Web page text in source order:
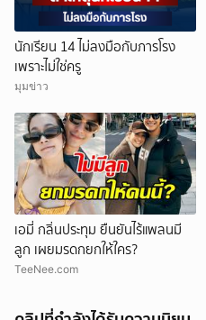
นักเรียน 14 ไม่ลงมือกับภารโรง
เพราะไม่ใช่ครู
มุมข่าว
เอมี่ กลิ่นประทุม ยืนยันไร้แพลนมี
ลูก เผยมรดกยกให้ใคร?
TeeNee.com